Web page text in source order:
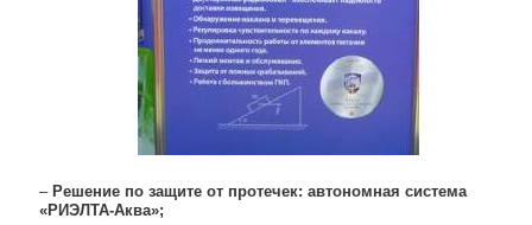
–Решение по защите от протечек: автономная система
«РИЭЛТА-Аква»;